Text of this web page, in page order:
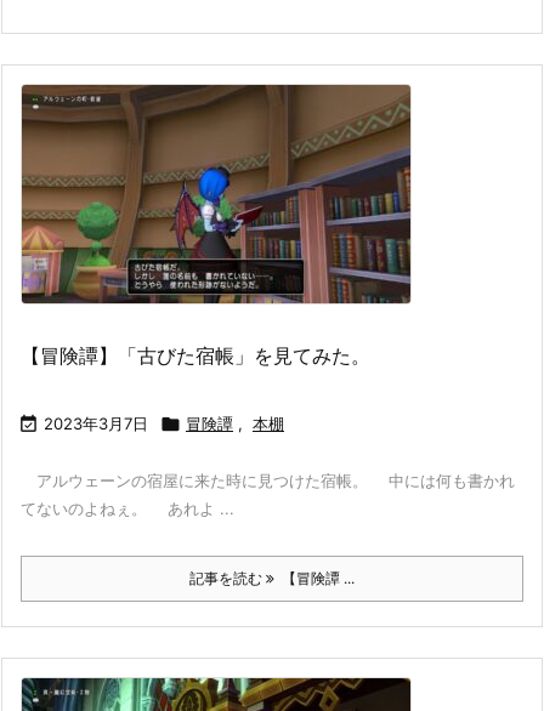
【冒険譚】「古びた宿帳」を見てみた。
 2023年3月7日  冒険譚 , 本棚
アルウェーンの宿屋に来た時に見つけた宿帳。 中には何も書かれ
てないのよねぇ。 あれよ ...
記事を読む 【冒険譚 ...